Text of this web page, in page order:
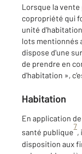
Lorsque la
copropriété qui
unité
lots mentionnés
dispose d'une
de prendre en
d'habitation »,
Habitation
En application
santé publique
7
,
disposition aux